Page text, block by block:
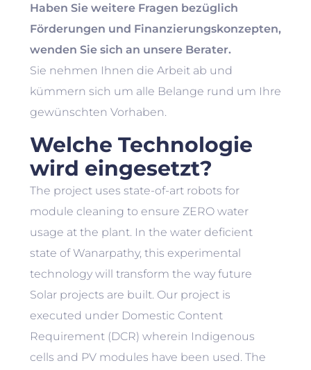
Haben Sie weitere Fragen bezüglich
Förderungen und Finanzierungskonzepten,
wenden Sie sich an unsere Berater.
Sie nehmen Ihnen die Arbeit ab und
kümmern sich um alle Belange rund um Ihre
gewünschten Vorhaben.
Welche Technologie
wird eingesetzt?
The project uses state-of-art robots for
module cleaning to ensure ZERO water
usage at the plant. In the water deficient
state of Wanarpathy, this experimental
technology will transform the way future
Solar projects are built. Our project is
executed under Domestic Content
Requirement (DCR) wherein Indigenous
cells and PV modules have been used. The